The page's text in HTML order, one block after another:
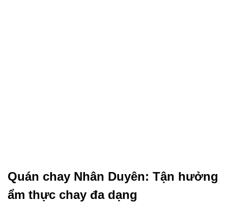
Quán chay Nhân Duyên: Tận hưởng
ẩm thực chay đa dạng